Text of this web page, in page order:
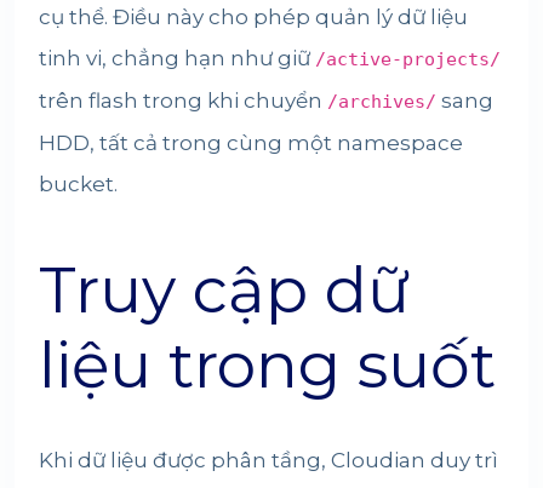
cụ thể. Điều này cho phép quản lý dữ liệu
tinh vi, chẳng hạn như giữ /active-projects/
trên flash trong khi chuyển /archives/ sang
HDD, tất cả trong cùng một namespace
bucket.
Truy cập dữ
liệu trong suốt
Khi dữ liệu được phân tầng, Cloudian duy trì